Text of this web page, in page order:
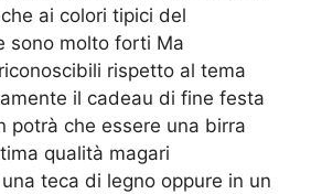
ai colori tipici del
sono molto forti Ma
rispetto al tema
il cadeau di fine festa
potrà che essere una birra
qualità magari
teca di legno oppure in un